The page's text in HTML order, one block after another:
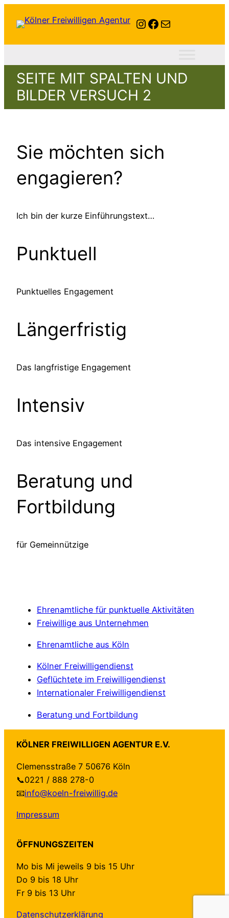
Instagram
Facebook
E-Mail
SEITE MIT SPALTEN UND
BILDER VERSUCH 2
Sie möchten sich
engagieren?
Ich bin der kurze Einführungstext…
Punktuell
Punktuelles Engagement
Längerfristig
Das langfristige Engagement
Intensiv
Das intensive Engagement
Beratung und
Fortbildung
für Gemeinnützige
Ehrenamtliche für punktuelle Aktivitäten
Freiwillige aus Unternehmen
Ehrenamtliche aus Köln
Kölner Freiwilligendienst
Geflüchtete im Freiwilligendienst
Internationaler Freiwilligendienst
Beratung und Fortbildung
KÖLNER FREIWILLIGEN AGENTUR E.V.
Clemensstraße 7 50676 Köln
📞0221 / 888 278-0
📧info@koeln-freiwillig.de
Impressum
ÖFFNUNGSZEITEN
Mo bis Mi jeweils 9 bis 15 Uhr
Do 9 bis 18 Uhr
Fr 9 bis 13 Uhr
Datenschutzerklärung